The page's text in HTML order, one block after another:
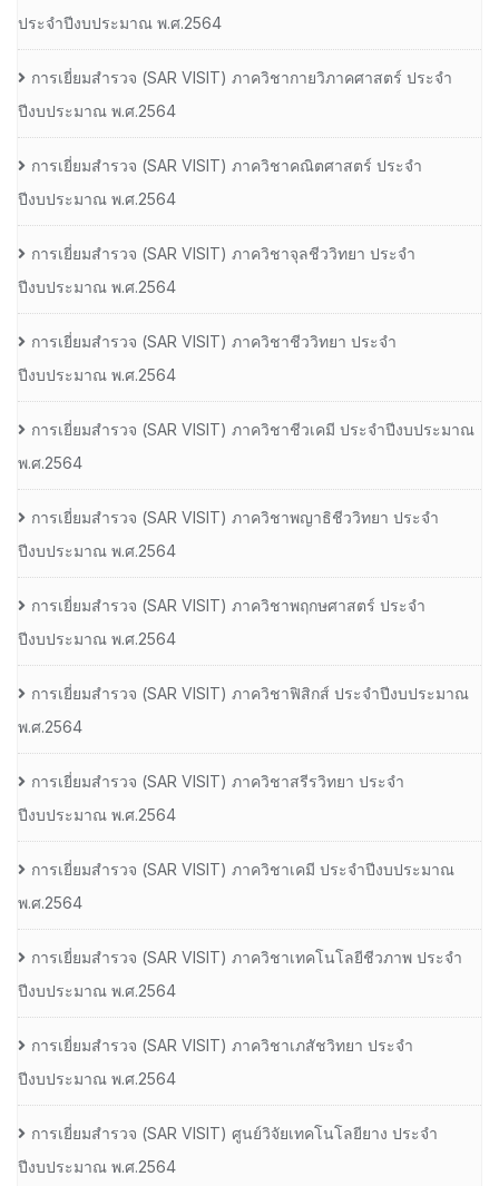
ประจําปีงบประมาณ พ.ศ.2564
การเยี่ยมสํารวจ (SAR VISIT) ภาควิชากายวิภาคศาสตร์ ประจํา
ปีงบประมาณ พ.ศ.2564
การเยี่ยมสํารวจ (SAR VISIT) ภาควิชาคณิตศาสตร์ ประจํา
ปีงบประมาณ พ.ศ.2564
การเยี่ยมสํารวจ (SAR VISIT) ภาควิชาจุลชีววิทยา ประจํา
ปีงบประมาณ พ.ศ.2564
การเยี่ยมสํารวจ (SAR VISIT) ภาควิชาชีววิทยา ประจํา
ปีงบประมาณ พ.ศ.2564
การเยี่ยมสํารวจ (SAR VISIT) ภาควิชาชีวเคมี ประจําปีงบประมาณ
พ.ศ.2564
การเยี่ยมสํารวจ (SAR VISIT) ภาควิชาพญาธิชีววิทยา ประจํา
ปีงบประมาณ พ.ศ.2564
การเยี่ยมสํารวจ (SAR VISIT) ภาควิชาพฤกษศาสตร์ ประจํา
ปีงบประมาณ พ.ศ.2564
การเยี่ยมสํารวจ (SAR VISIT) ภาควิชาฟิสิกส์ ประจําปีงบประมาณ
พ.ศ.2564
การเยี่ยมสํารวจ (SAR VISIT) ภาควิชาสรีรวิทยา ประจํา
ปีงบประมาณ พ.ศ.2564
การเยี่ยมสํารวจ (SAR VISIT) ภาควิชาเคมี ประจําปีงบประมาณ
พ.ศ.2564
การเยี่ยมสํารวจ (SAR VISIT) ภาควิชาเทคโนโลยีชีวภาพ ประจํา
ปีงบประมาณ พ.ศ.2564
การเยี่ยมสํารวจ (SAR VISIT) ภาควิชาเภสัชวิทยา ประจํา
ปีงบประมาณ พ.ศ.2564
การเยี่ยมสํารวจ (SAR VISIT) ศูนย์วิจัยเทคโนโลยียาง ประจํา
ปีงบประมาณ พ.ศ.2564